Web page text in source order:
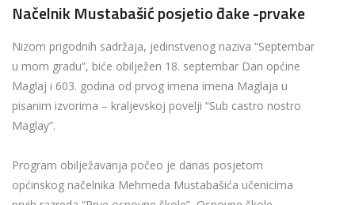
Načelnik Mustabašić posjetio đake -prvake
Nizom prigodnih sadržaja, jedinstvenog naziva “Septembar
u mom gradu”, biće obilježen 18. septembar Dan općine
Maglaj i 603. godina od prvog imena imena Maglaja u
pisanim izvorima – kraljevskoj povelji “Sub castro nostro
Maglay”.
Program obilježavanja počeo je danas posjetom
općinskog načelnika Mehmeda Mustabašića učenicima